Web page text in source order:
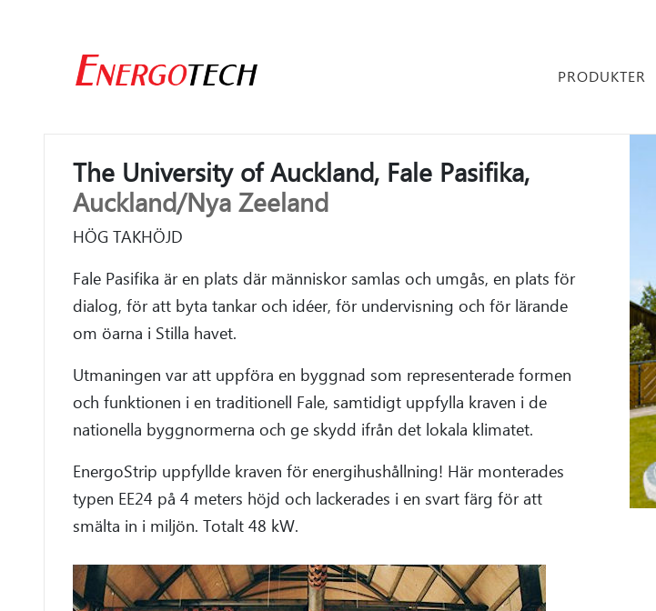
PRODUKTER
The University of Auckland, Fale Pasifika,
Auckland/Nya Zeeland
HÖG TAKHÖJD
Fale Pasifika är en plats där människor samlas och umgås, en plats för
dialog, för att byta tankar och idéer, för undervisning och för lärande
om öarna i Stilla havet.
Utmaningen var att uppföra en byggnad som representerade formen
och funktionen i en traditionell Fale, samtidigt uppfylla kraven i de
nationella byggnormerna och ge skydd ifrån det lokala klimatet.
EnergoStrip uppfyllde kraven för energihushållning! Här monterades
typen EE24 på 4 meters höjd och lackerades i en svart färg för att
smälta in i miljön. Totalt 48 kW.